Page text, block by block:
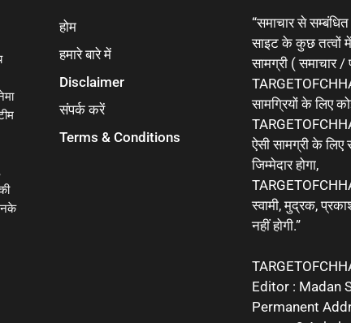
होम
हमारे बारे में
Disclaimer
संपर्क करें
Terms & Conditions
“समाचार से
साइट के कुछ तत्वों में
सामग्री ( समाचार /
सामग्रियों के लिए
ऐसी सामग्री के लिए
जिम्मेदार होगा,
स्वामी, मुद्रक,
नहीं होगी.”
Editor : Madan
Permanent